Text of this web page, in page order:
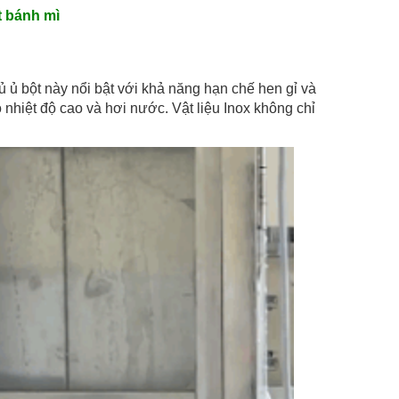
bánh mì
ủ bột này nổi bật với khả năng hạn chế hen gỉ và
độ cao và hơi nước. Vật liệu Inox không chỉ